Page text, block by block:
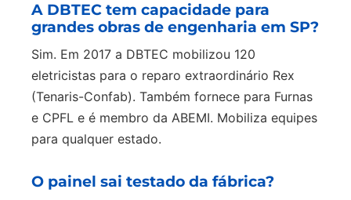
A DBTEC tem capacidade para
grandes obras de engenharia em SP?
Sim. Em 2017 a DBTEC mobilizou 120
eletricistas para o reparo extraordinário Rex
(Tenaris-Confab). Também fornece para Furnas
e CPFL e é membro da ABEMI. Mobiliza equipes
para qualquer estado.
O painel sai testado da fábrica?